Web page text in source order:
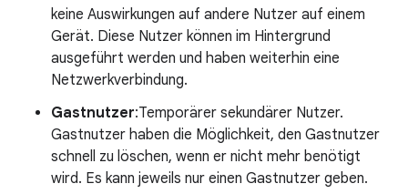
keine Auswirkungen auf andere Nutzer auf einem
Gerät. Diese Nutzer können im Hintergrund
ausgeführt werden und haben weiterhin eine
Netzwerkverbindung.
Gastnutzer:Temporärer sekundärer Nutzer.
Gastnutzer haben die Möglichkeit, den Gastnutzer
schnell zu löschen, wenn er nicht mehr benötigt
wird. Es kann jeweils nur einen Gastnutzer geben.